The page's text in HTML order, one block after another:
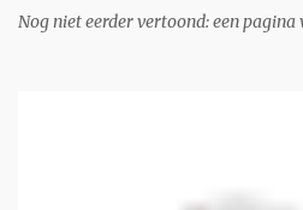
Nog niet eerder vertoond: een